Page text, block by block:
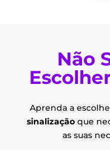
Não
Aprenda a
sinalização que
as suas